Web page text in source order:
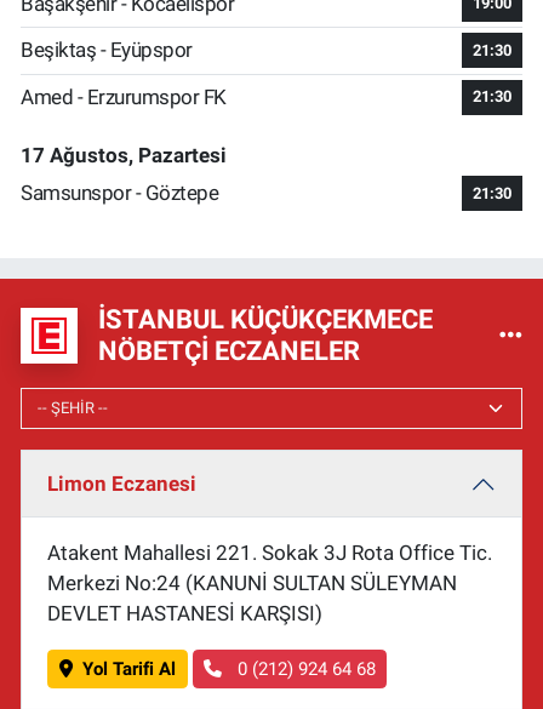
Beşiktaş - Eyüpspor 21:30
Amed - Erzurumspor FK 21:30
17 Ağustos, Pazartesi
Samsunspor - Göztepe
21:30
İSTANBUL KÜÇÜKÇEKMECE
NÖBETÇI ECZANELER
Limon Eczanesi
Atakent Mahallesi 221. Sokak 3J Rota Office Tic.
Merkezi No:24 (KANUNİ SULTAN SÜLEYMAN
DEVLET HASTANESİ KARŞISI)
Yol Tarifi Al 0 (212) 924 64 68